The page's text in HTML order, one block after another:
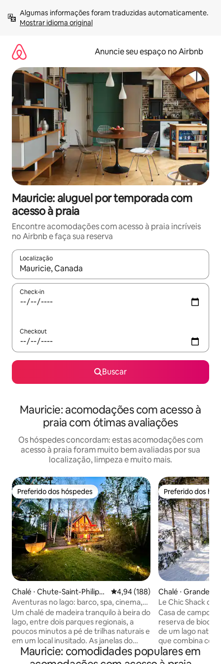
para
Mostrar idioma original
Anuncie seu espaço no Airbnb
Mauricie: aluguel por temporada com
acesso à praia
Encontre acomodações com acesso à praia incríveis
no Airbnb e faça sua reserva
Localização
Quando os resultados estiverem disponíveis, explore-os
Check-in
Checkout
Buscar
Mauricie: acomodações com acesso à
praia com ótimas avaliações
Os hóspedes concordam: estas acomodações com
acesso à praia foram muito bem avaliadas por sua
localização, limpeza e muito mais.
Preferido dos hóspedes
Preferido dos hóspedes
Chalé ⋅ Chute-Saint-Philipp
e
4,94 de uma avaliação média de
4,94 (188)
Aventuras no lago: barco, spa, cinema,
trilhas
Um chalé de madeira tranquilo à beira do
lago, entre dois parques regionais, a
poucos minutos a pé de trilhas naturais e
em um local inusitado. As janelas do
leste deixam a luz da manhã feliz em
materiais naturais e pisos aquecidos. À
Preferido dos
Preferido dos
Chalé ⋅ Grandes
Le Chic Shack du
meio à natureza
Casa de campo
reserva de
de um lago
que combina
Fogão a lenha,
churrasqueira. 1
Mauricie: comodidades populares em